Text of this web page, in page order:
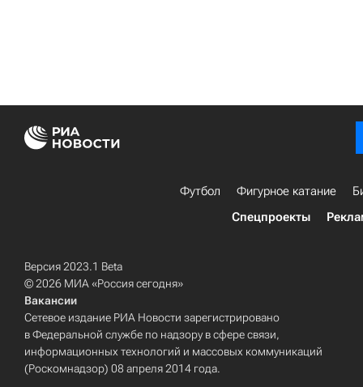
Футбол Фигурное катание
Спецпроекты
Версия 2023.1 Beta
© 2026 МИА «Россия сегодня»
Вакансии
Сетевое издание РИА Новости зарегистрировано
в Федеральной службе по надзору в сфере связи,
информационных технологий и массовых коммуникаций
(Роскомнадзор) 08 апреля 2014 года.